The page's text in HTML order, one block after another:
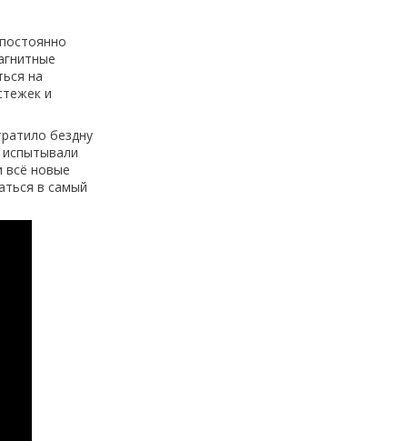
на
и
бездну
испытывали
всё новые
в самый